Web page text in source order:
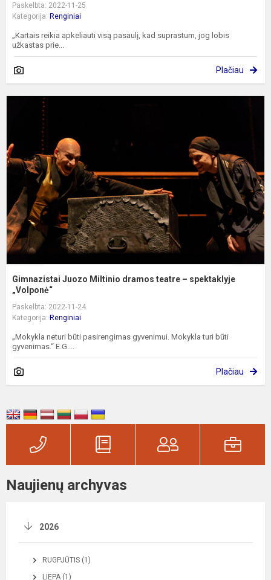
Paskelbta: 2022-11-25
Kategorija: Renginiai
„Kartais reikia apkeliauti visą pasaulį, kad suprastum, jog lobis
užkastas prie...
Plačiau
Gimnazistai Juozo Miltinio dramos teatre – spektaklyje
„Volponė“
Paskelbta: 2022-11-24
Kategorija: Renginiai
„Mokykla neturi būti pasirengimas gyvenimui. Mokykla turi būti
gyvenimas.“ E.G....
Plačiau
Naujienų archyvas
2026
RUGPJŪTIS (1)
LIEPA (1)